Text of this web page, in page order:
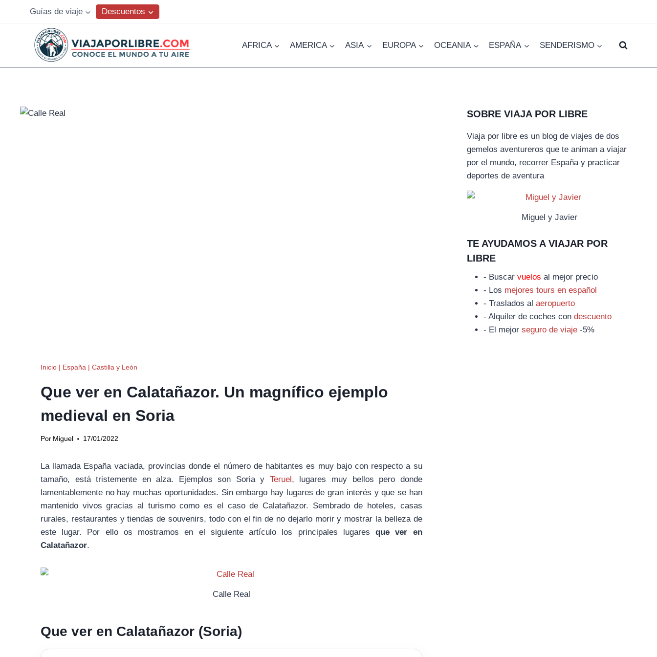
Guías de viaje Descuentos
AFRICA AMERICA ASIA EUROPA OCEANIA ESPAÑA SENDERISMO
Inicio | España | Castilla y León
Que ver en Calatañazor. Un magnífico ejemplo
medieval en Soria
Por Miguel 17/01/2022
La llamada España vaciada, provincias donde el número de habitantes es muy bajo con respecto a su
tamaño, está tristemente en alza. Ejemplos son Soria y Teruel, lugares muy bellos pero donde
lamentablemente no hay muchas oportunidades. Sin embargo hay lugares de gran interés y que se han
mantenido vivos gracias al turismo como es el caso de Calatañazor. Sembrado de hoteles, casas
rurales, restaurantes y tiendas de souvenirs, todo con el fin de no dejarlo morir y mostrar la belleza de
este lugar. Por ello os mostramos en el siguiente artículo los principales lugaresque ver en
Calatañazor.
Calle Real
Que ver en Calatañazor (Soria)
SOBRE VIAJA POR LIBRE
Viaja por libre es un blog de viajes de dos
gemelos aventureros que te animan a viajar
por el mundo, recorrer España y practicar
deportes de aventura
Miguel y Javier
TE AYUDAMOS A VIAJAR POR
LIBRE
- Buscarvuelos al mejor precio
- Los mejores tours en español
- Traslados alaeropuerto
- Alquiler de coches condescuento
- El mejorseguro de viaje -5%